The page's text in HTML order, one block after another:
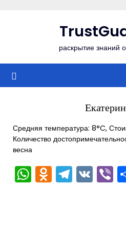
раскрытие знаний
Средняя температура: 8°C,
Количество
весна
WhatsApp
VK